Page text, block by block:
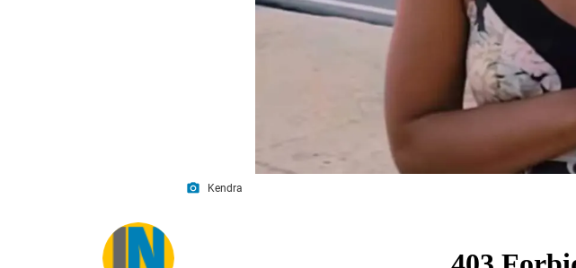
photo_camera Kendra